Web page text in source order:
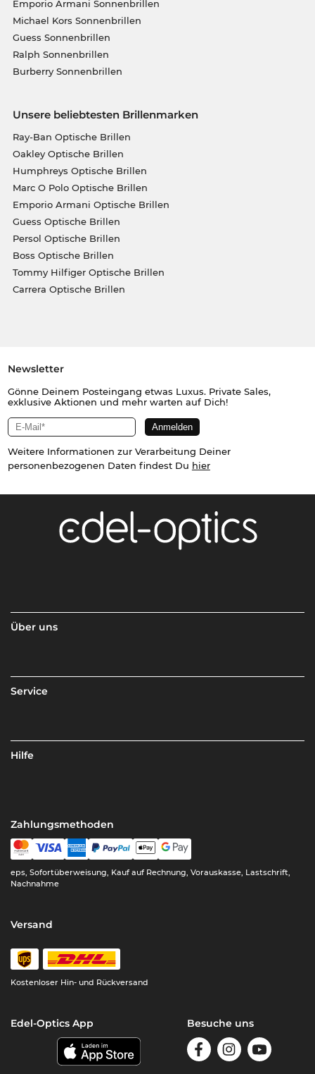
Emporio Armani Sonnenbrillen
Michael Kors Sonnenbrillen
Guess Sonnenbrillen
Ralph Sonnenbrillen
Burberry Sonnenbrillen
Unsere beliebtesten Brillenmarken
Ray-Ban Optische Brillen
Oakley Optische Brillen
Humphreys Optische Brillen
Marc O Polo Optische Brillen
Emporio Armani Optische Brillen
Guess Optische Brillen
Persol Optische Brillen
Boss Optische Brillen
Tommy Hilfiger Optische Brillen
Carrera Optische Brillen
Newsletter
Gönne Deinem Posteingang etwas Luxus. Private Sales,
exklusive Aktionen und mehr warten auf Dich!
Weitere Informationen zur Verarbeitung Deiner
personenbezogenen Daten findest Du hier
Über uns
Service
Hilfe
Zahlungsmethoden
eps, Sofortüberweisung, Kauf auf Rechnung, Vorauskasse, Lastschrift,
Nachnahme
Versand
Kostenloser Hin- und Rückversand
Edel-Optics App Besuche uns